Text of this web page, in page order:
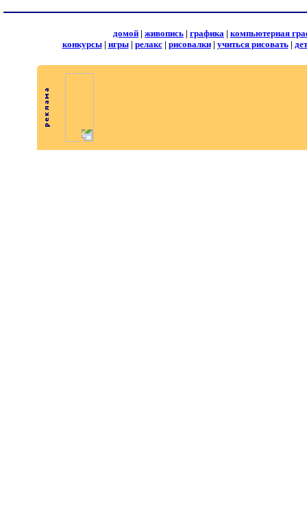
домой | живопись | графика | компьютерная
конкурсы| игры| релакс| рисовалки| учиться рисовать|